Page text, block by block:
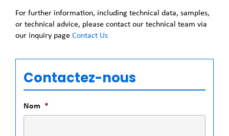
For further information, including technical data, samples,
or technical advice, please contact our technical team via
our inquiry pageContact Us
Contactez-nous
Nom *